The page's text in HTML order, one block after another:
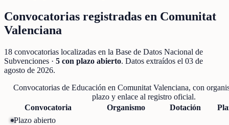
Convocatorias registradas en Comunitat
Valenciana
18 convocatorias localizadas en la Base de Datos Nacional de
Subvenciones · 5 con plazo abierto. Datos extraídos el 03 de
agosto de 2026.
Convocatorias de Educación en Comunitat Valenciana, con
plazo y enlace al registro oficial.
Convocatoria
Organismo Dotación
Plazo abierto